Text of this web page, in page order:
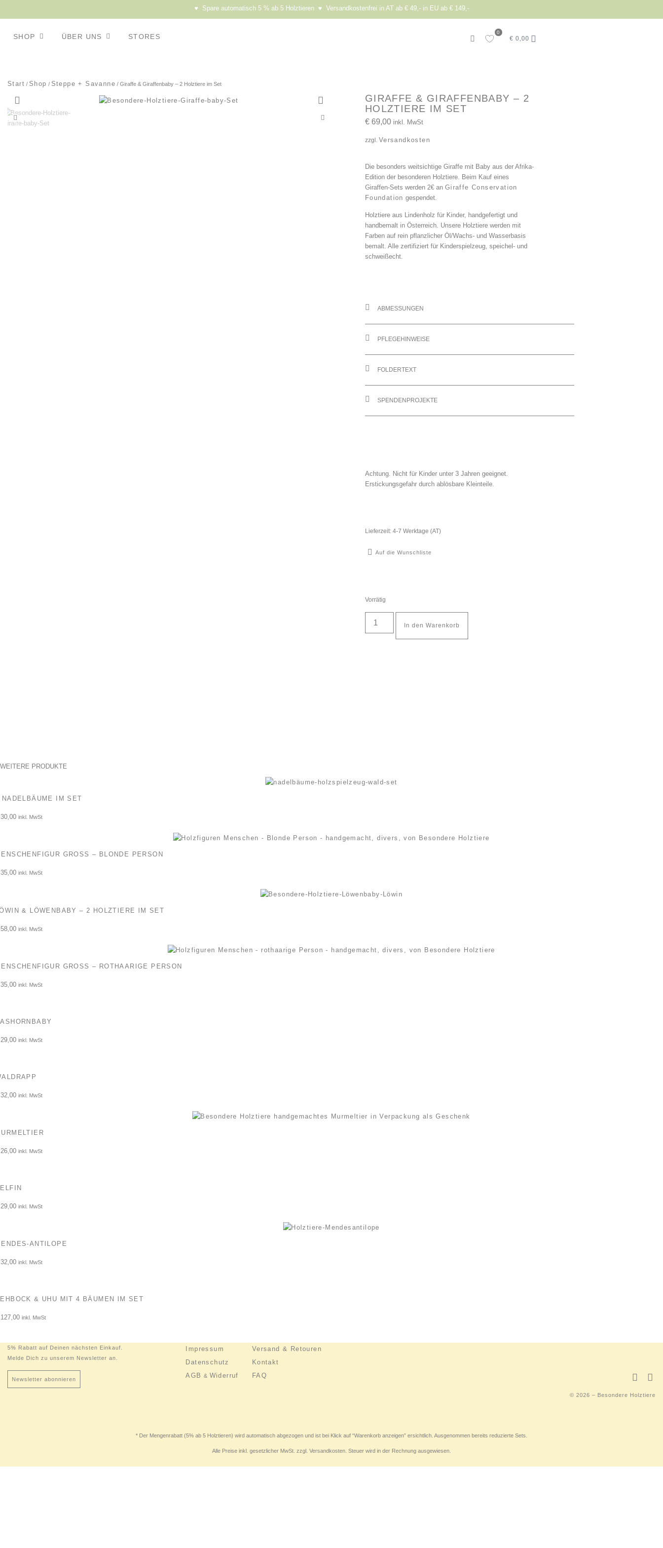
♥ Spare automatisch 5 % ab 5 Holztieren ♥ Versandkostenfrei in AT ab € 49,- in EU ab € 149,-
SHOP ÜBER UNS STORES
0
€ 0,00
Start / Shop / Steppe + Savanne / Giraffe & Giraffenbaby – 2 Holztiere im Set
GIRAFFE & GIRAFFENBABY – 2
HOLZTIERE IM SET
€69,00 inkl. MwSt
zzgl. Versandkosten
Die besonders weitsichtige Giraffe mit Baby aus der Afrika-
Edition der besonderen Holztiere. Beim Kauf eines
Giraffen-Sets werden 2€ an Giraffe Conservation
Foundation gespendet.
Holztiere aus Lindenholz für Kinder, handgefertigt und
handbemalt in Österreich. Unsere Holztiere werden mit
Farben auf rein pflanzlicher Öl/Wachs- und Wasserbasis
bemalt. Alle zertifiziert für Kinderspielzeug, speichel- und
schweißecht.
ABMESSUNGEN
PFLEGEHINWEISE
FOLDERTEXT
SPENDENPROJEKTE
Achtung. Nicht für Kinder unter 3 Jahren geeignet.
Erstickungsgefahr durch ablösbare Kleinteile.
Lieferzeit: 4-7 Werktage (AT)
Auf die Wunschliste
Vorrätig
In den Warenkorb
WEITERE PRODUKTE
NADELBÄUME IM SET
inkl. MwSt
GROSS – BLONDE PERSON
inkl. MwSt
& LÖWENBABY – 2 HOLZTIERE IM SET
inkl. MwSt
GROSS – ROTHAARIGE PERSON
inkl. MwSt
inkl. MwSt
inkl. MwSt
inkl. MwSt
inkl. MwSt
ANTILOPE
inkl. MwSt
& UHU MIT 4 BÄUMEN IM SET
inkl. MwSt
5% Rabatt auf Deinen nächsten Einkauf.
Melde Dich zu unserem Newsletter an.
Newsletter abonnieren
Impressum
Datenschutz
AGB & Widerruf
Versand & Retouren
Kontakt
FAQ
© 2026 – Besondere Holztiere
* Der Mengenrabatt (5% ab 5 Holztieren) wird automatisch abgezogen und ist bei Klick auf “Warenkorb anzeigen” ersichtlich. Ausgenommen bereits reduzierte Sets.
Alle Preise inkl. gesetzlicher MwSt. zzgl. Versandkosten. Steuer wird in der Rechnung ausgewiesen.